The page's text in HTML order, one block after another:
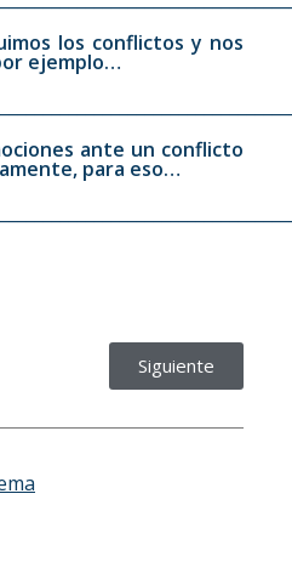
los conflictos y nos
ejemplo…
ante un conflicto
para eso…
Siguiente